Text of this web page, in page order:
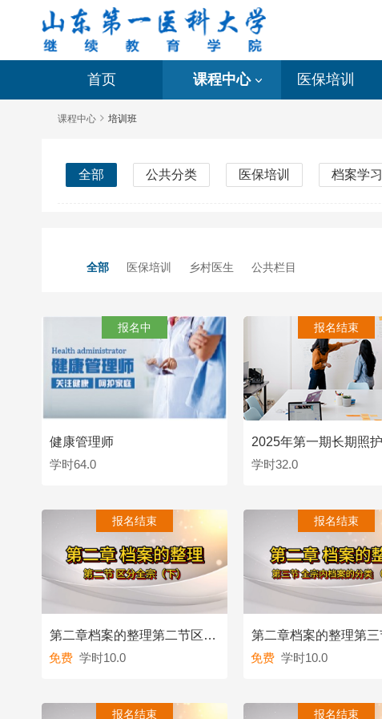
首页 课程中心 医保培训
课程中心 培训班
全部 公共分类 医保培训 档案学习
全部 医保培训 乡村医生 公共栏目
报名中
健康管理师
学时64.0
报名结束
学时32.0
报名结束
第二章档案的整理第二节区分全宗（下）
免费 学时10.0
报名结束
免费 学时10.0
报名结束 报名结束